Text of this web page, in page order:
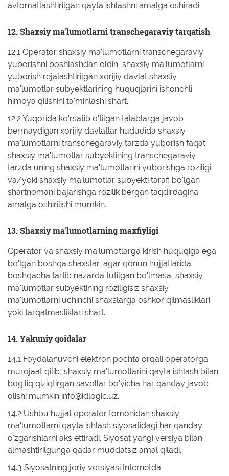
avtomatlashtirilgan qayta ishlashni amalga oshiradi.
12. Shaxsiy ma'lumotlarni transchegaraviy tarqatish
12.1 Operator shaxsiy ma'lumotlarni transchegaraviy
yuborishni boshlashdan oldin, shaxsiy ma'lumotlarni
yuborish rejalashtirilgan xorijiy davlat shaxsiy
ma'lumotlar subyektlarining huquqlarini ishonchli
himoya qilishini ta'minlashi shart.
12.2 Yuqorida ko'rsatib o'tilgan talablarga javob
bermaydigan xorijiy davlatlar hududida shaxsiy
ma'lumotlarni transchegaraviy tarzda yuborish faqat
shaxsiy ma'lumotlar subyektining transchegaraviy
tarzda uning shaxsiy ma'lumotlarini yuborishga roziligi
va/yoki shaxsiy ma'lumotlar subyekti tarafi bo'lgan
shartnomani bajarishga rozilik bergan taqdirdagina
amalga oshirilishi mumkin.
13. Shaxsiy ma'lumotlarning maxfiyligi
Operator va shaxsiy ma'lumotlarga kirish huquqiga ega
bo'lgan boshqa shaxslar, agar qonun hujjatlarida
boshqacha tartib nazarda tutilgan bo'lmasa, shaxsiy
ma'lumotlar subyektining roziligisiz shaxsiy
ma'lumotlarni uchinchi shaxslarga oshkor qilmasliklari
yoki tarqatmasliklari shart.
14. Yakuniy qoidalar
14.1 Foydalanuvchi elektron pochta orqali operatorga
murojaat qilib, shaxsiy ma'lumotlarini qayta ishlash bilan
bog'liq qiziqtirgan savollar bo'yicha har qanday javob
olishi mumkin info@idlogic.uz.
14.2 Ushbu hujjat operator tomonidan shaxsiy
ma'lumotlarni qayta ishlash siyosatidagi har qanday
o'zgarishlarni aks ettiradi. Siyosat yangi versiya bilan
almashtirilgunga qadar muddatsiz amal qiladi.
14.3 Siyosatning joriy versiyasi Internetda